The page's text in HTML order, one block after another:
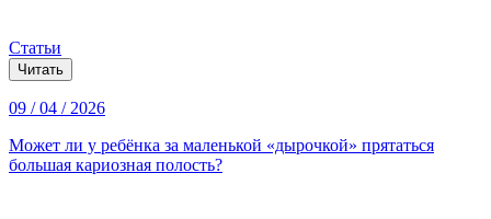
Статьи
Читать
09 / 04 / 2026
Может ли у ребёнка за маленькой «дырочкой» прятаться
большая кариозная полость?